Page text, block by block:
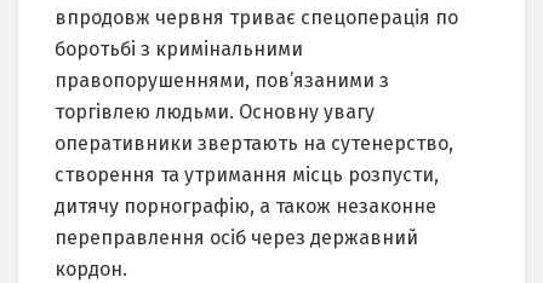
впродовж червня триває спецоперація по
боротьбі з кримінальними
правопорушеннями, пов’язаними з
торгівлею людьми. Основну увагу
оперативники звертають на сутенерство,
створення та утримання місць розпусти,
дитячу порнографію, а також незаконне
переправлення осіб через державний
кордон.